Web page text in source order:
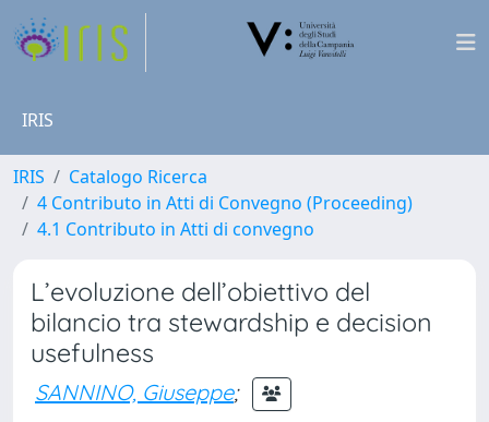
IRIS
IRIS
Catalogo Ricerca
4 Contributo in Atti di Convegno (Proceeding)
4.1 Contributo in Atti di convegno
L’evoluzione dell’obiettivo del
bilancio tra stewardship e decision
usefulness
SANNINO, Giuseppe;